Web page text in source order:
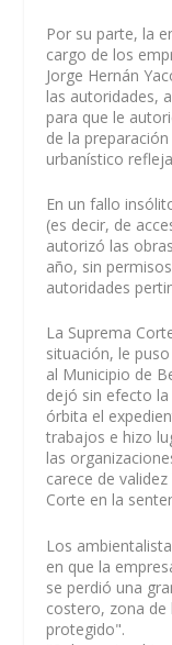
Por su parte, la
cargo de los
Jorge Hernán
las autoridades,
para que le
de la
urbanístico
En un fallo
(es decir, de
autorizó las
año, sin
autoridades
La Suprema
situación, le
al Municipio de
dejó sin efecto
órbita el
trabajos e hizo
las
carece de
Corte en la
Los
en que la
se perdió una
costero, zona de
protegido".